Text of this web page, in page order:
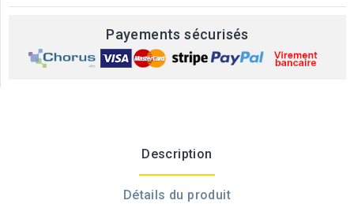
Payements sécurisés
Description
Détails du produit